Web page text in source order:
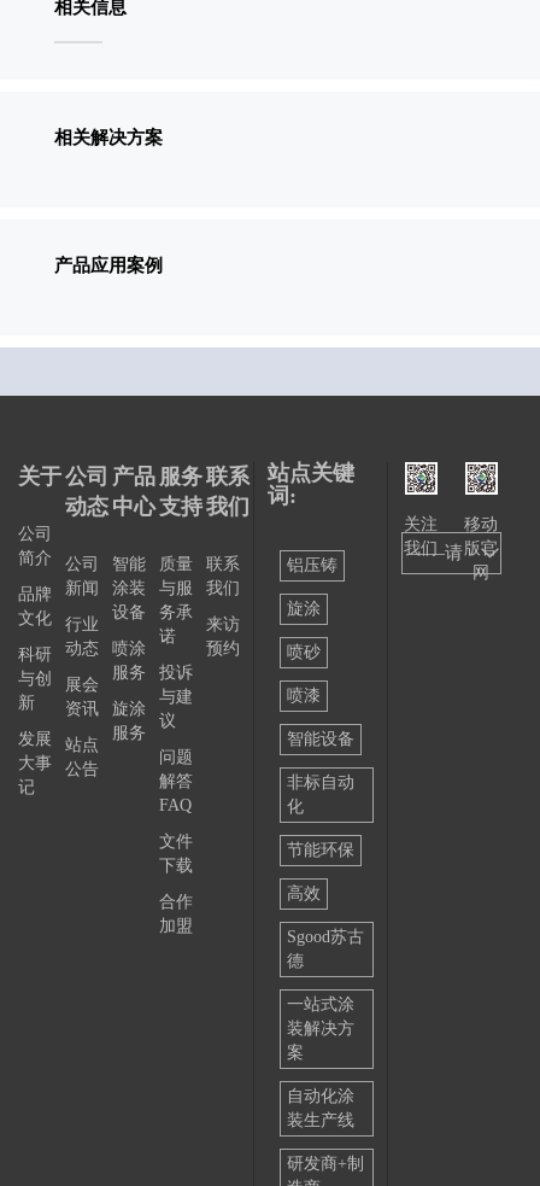
相关信息
相关解决方案
产品应用案例
关于
公司
简介
品牌
文化
科研
与创
新
发展
大事
记
公司
动态
公司
新闻
行业
动态
展会
资讯
站点
公告
产品
中心
智能
涂装
设备
喷涂
服务
旋涂
服务
服务
支持
质量
与服
务承
诺
投诉
与建
议
问题
解答
FAQ
文件
下载
合作
加盟
联系
我们
联系
我们
来访
预约
站点关键
词:
铝压铸
旋涂
喷砂
喷漆
智能设备
非标自动
化
节能环保
高效
Sgood苏古
德
一站式涂
装解决方
案
自动化涂
装生产线
研发商+制
关注
我们
移动
版官
网
——请